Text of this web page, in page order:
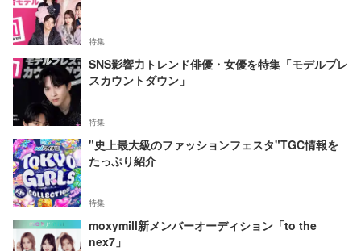
特集
SNS影響力トレンド俳優・女優を特集「モデルプレ
スカウントダウン」
特集
"史上最大級のファッションフェスタ"TGC情報を
たっぷり紹介
特集
moxymill新メンバーオーディション「to the
nex7」